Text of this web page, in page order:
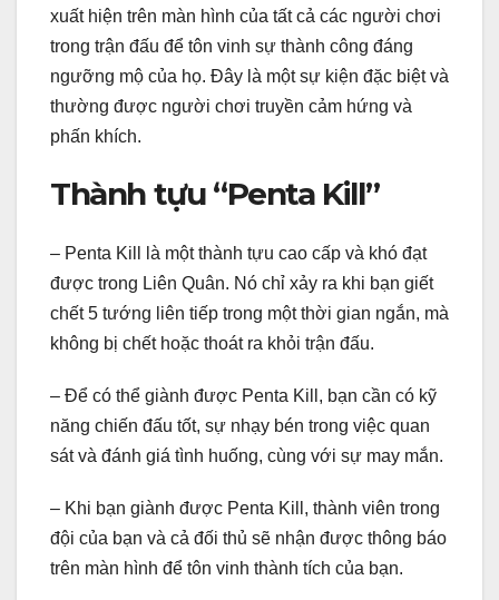
xuất hiện trên màn hình của tất cả các người chơi
trong trận đấu để tôn vinh sự thành công đáng
ngưỡng mộ của họ. Đây là một sự kiện đặc biệt và
thường được người chơi truyền cảm hứng và
phấn khích.
Thành tựu “Penta Kill”
– Penta Kill là một thành tựu cao cấp và khó đạt
được trong Liên Quân. Nó chỉ xảy ra khi bạn giết
chết 5 tướng liên tiếp trong một thời gian ngắn, mà
không bị chết hoặc thoát ra khỏi trận đấu.
– Để có thể giành được Penta Kill, bạn cần có kỹ
năng chiến đấu tốt, sự nhạy bén trong việc quan
sát và đánh giá tình huống, cùng với sự may mắn.
– Khi bạn giành được Penta Kill, thành viên trong
đội của bạn và cả đối thủ sẽ nhận được thông báo
trên màn hình để tôn vinh thành tích của bạn.